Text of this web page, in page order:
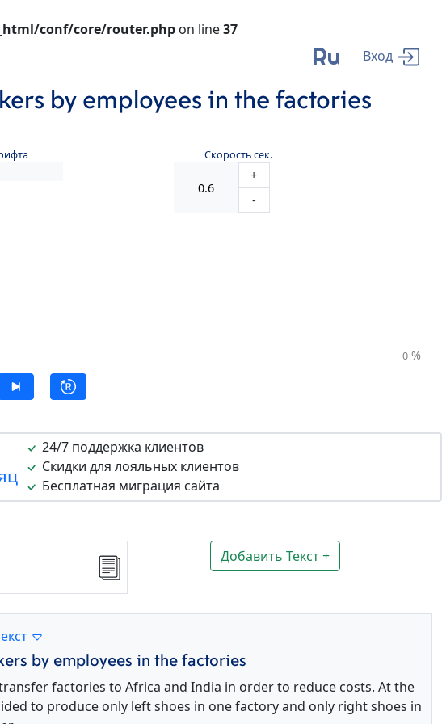
conf/core/router.php on line37
Ru Вход
by employees in the factories
Скорость сек.
+
-
0%
24/7 поддержка клиентов
Скидки для лояльных клиентов
Бесплатная миграция сайта
Добавить Текст +
by employees in the factories
factories to Africa and India in order to reduce costs. At the
to produce only left shoes in one factory and only right shoes in